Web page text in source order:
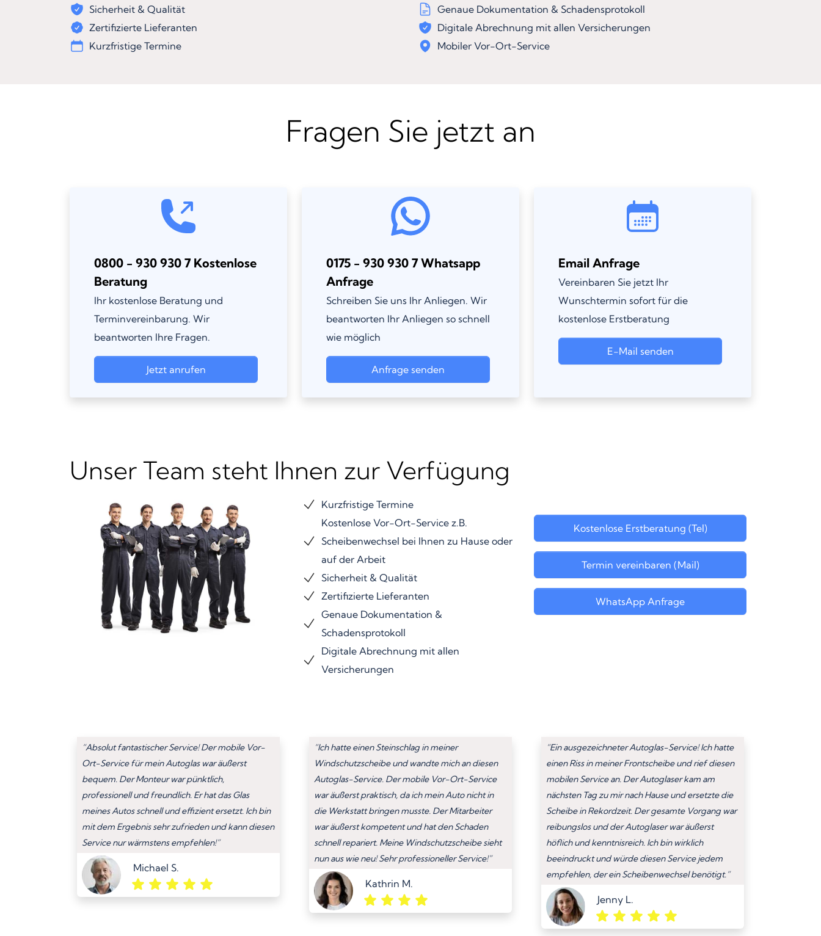
Sicherheit & Qualität
Zertifizierte Lieferanten
Kurzfristige Termine
Genaue Dokumentation & Schadensprotokoll
Digitale Abrechnung mit allen Versicherungen
Mobiler Vor-Ort-Service
Fragen Sie jetzt an
0800 - 930 930 7 Kostenlose
Beratung
Ihr kostenlose Beratung und
Terminvereinbarung. Wir
beantworten Ihre Fragen.
Jetzt anrufen
0175 - 930 930 7 Whatsapp
Anfrage
Schreiben Sie uns Ihr Anliegen. Wir
beantworten Ihr Anliegen so schnell
wie möglich
Anfrage senden
Email Anfrage
Vereinbaren Sie jetzt Ihr
Wunschtermin sofort für die
kostenlose Erstberatung
E-Mail senden
Unser Team steht Ihnen zur Verfügung
Kurzfristige Termine
Kostenlose Vor-Ort-Service z.B.
Scheibenwechsel bei Ihnen zu Hause oder
auf der Arbeit
Sicherheit & Qualität
Zertifizierte Lieferanten
Genaue Dokumentation &
Schadensprotokoll
Digitale Abrechnung mit allen
Versicherungen
Kostenlose Erstberatung (Tel)
Termin vereinbaren (Mail)
WhatsApp Anfrage
“Absolut fantastischer Service! Der mobile Vor-
Ort-Service für mein Autoglas war äußerst
bequem. Der Monteur war pünktlich,
professionell und freundlich. Er hat das Glas
meines Autos schnell und effizient ersetzt. Ich bin
mit dem Ergebnis sehr zufrieden und kann diesen
Service nur wärmstens empfehlen!”
Michael S.
“Ich hatte einen Steinschlag in meiner
Windschutzscheibe und wandte mich an diesen
Autoglas-Service. Der mobile Vor-Ort-Service
war äußerst praktisch, da ich mein Auto nicht in
die Werkstatt bringen musste. Der Mitarbeiter
war äußerst kompetent und hat den Schaden
schnell repariert. Meine Windschutzscheibe sieht
nun aus wie neu! Sehr professioneller Service!”
Kathrin M.
“Ein ausgezeichneter Autoglas-Service! Ich hatte
einen Riss in meiner Frontscheibe und rief diesen
mobilen Service an. Der Autoglaser kam am
nächsten Tag zu mir nach Hause und ersetzte die
Scheibe in Rekordzeit. Der gesamte Vorgang war
reibungslos und der Autoglaser war äußerst
höflich und kenntnisreich. Ich bin wirklich
beeindruckt und würde diesen Service jedem
empfehlen, der ein Scheibenwechsel benötigt.”
Jenny L.